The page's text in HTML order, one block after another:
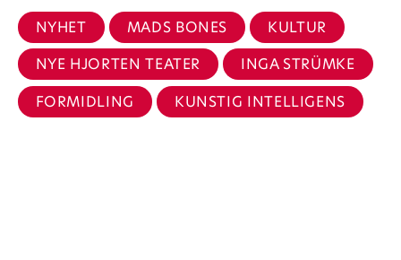
NYHET MADS BONES
KULTUR
NYE HJORTEN TEATER
INGA STRÜMKE
FORMIDLING
KUNSTIG INTELLIGENS